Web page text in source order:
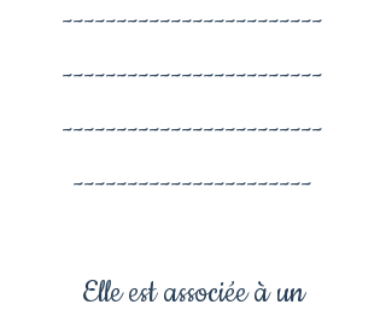
------------------------
------------------------
------------------------
----------------------
Elle est associée à un